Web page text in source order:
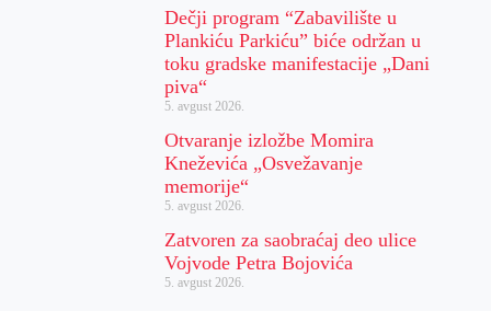
Dečji program “Zabavilište u
Plankiću Parkiću” biće održan u
toku gradske manifestacije „Dani
piva“
5. avgust 2026.
Otvaranje izložbe Momira
Kneževića „Osvežavanje
memorije“
5. avgust 2026.
Zatvoren za saobraćaj deo ulice
Vojvode Petra Bojovića
5. avgust 2026.